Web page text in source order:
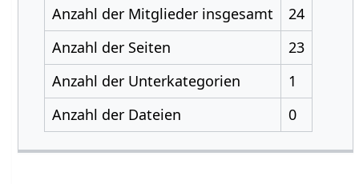
Anzahl der Mitglieder insgesamt
24
Anzahl der Seiten
23
Anzahl der Unterkategorien
1
Anzahl der Dateien
0